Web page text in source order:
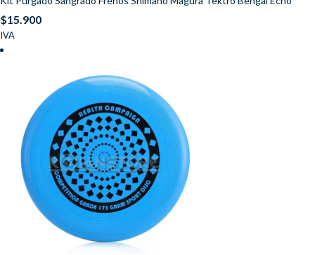
$15.900
IVA